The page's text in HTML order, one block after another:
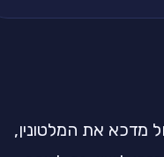
מדכא את המלטונין,